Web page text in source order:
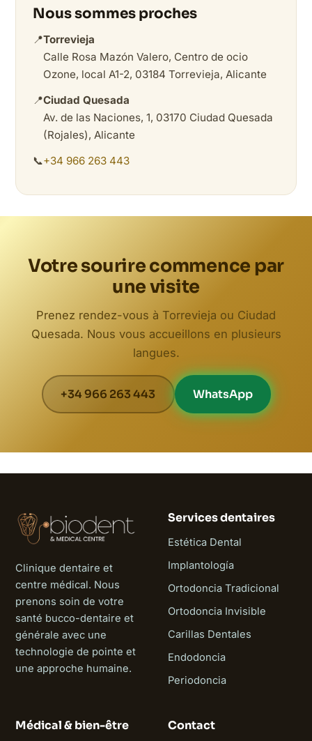
Nous sommes proches
📍Torrevieja
Calle Rosa Mazón Valero, Centro de ocio
Ozone, local A1-2, 03184 Torrevieja, Alicante
📍Ciudad Quesada
Av. de las Naciones, 1, 03170 Ciudad Quesada
(Rojales), Alicante
📞+34 966 263 443
Votre sourire commence par
une visite
Prenez rendez-vous à Torrevieja ou Ciudad
Quesada. Nous vous accueillons en plusieurs
langues.
+34 966 263 443 WhatsApp
Clinique dentaire et
centre médical. Nous
prenons soin de votre
santé bucco-dentaire et
générale avec une
technologie de pointe et
une approche humaine.
Services dentaires
Estética Dental
Implantología
Ortodoncia Tradicional
Ortodoncia Invisible
Carillas Dentales
Endodoncia
Periodoncia
Médical & bien-être Contact